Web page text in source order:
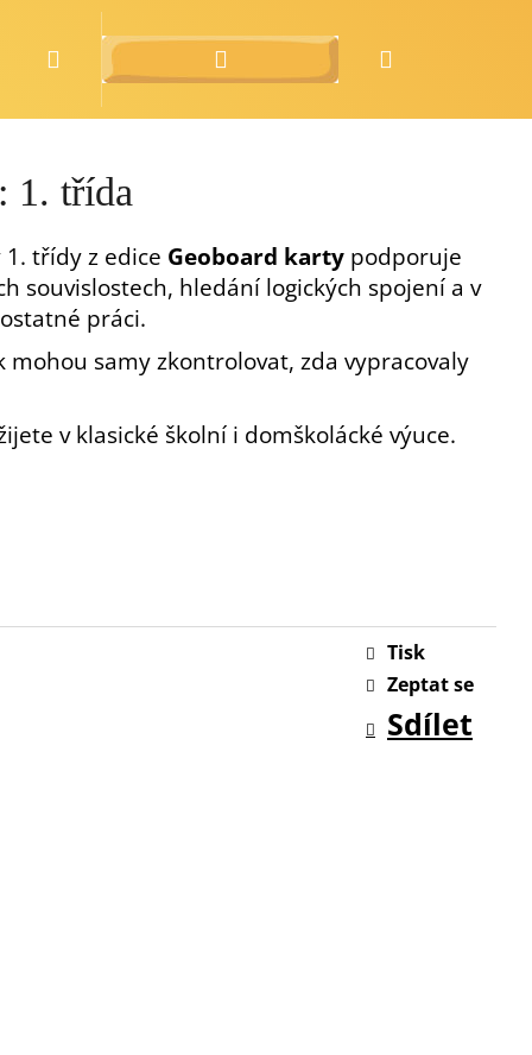
o násHledat Přihlášení
1. třída
třídy z edice Geoboard karty podporuje
souvislostech, hledání logických spojení a v
práci.
mohou samy zkontrolovat, zda vypracovaly
v klasické školní i domškolácké výuce.
Tisk
Zeptat se
Sdílet